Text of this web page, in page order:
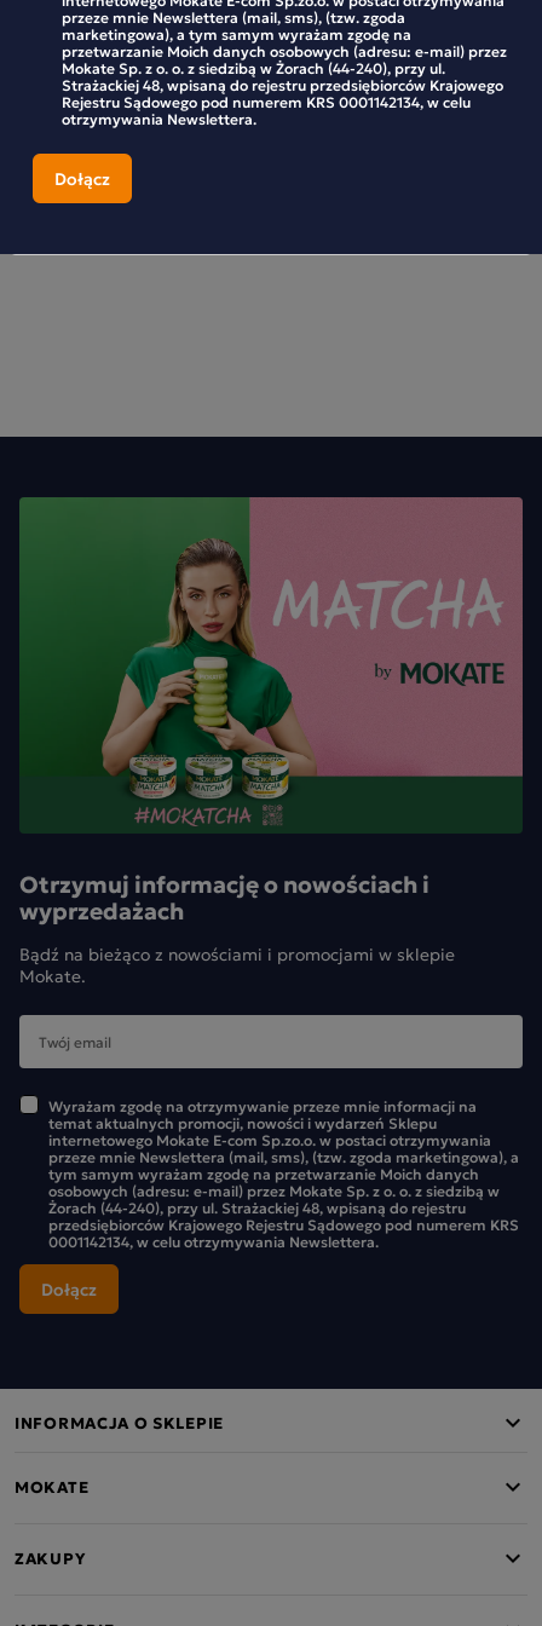
cappuccino, które wprowadzi do Twojej codzienności
odrobinę magii i nostalgii.
Zalety picia cappuccino:
Energia: Dzięki zawartości kofeiny cappuccino może
dostarczyć Ci niezbędnego zastrzyku energii, który pomoże
Ci rozpocząć dzień lub podtrzymać aktywność w trakcie
dnia.
Cappuccino Mokate o smaku czekolady z
pomarańczą 40 g
3,49 zł
-
Otrzymuj informację o nowościach i
wyprzedażach
Bądź na bieżąco z nowościami i promocjami w sklepie
Mokate.
Wyrażam zgodę na otrzymywanie przeze mnie informacji na
temat aktualnych promocji, nowości i wydarzeń Sklepu
internetowego Mokate E-com Sp.zo.o. w postaci otrzymywania
przeze mnie Newslettera (mail, sms), (tzw. zgoda marketingowa), a
tym samym wyrażam zgodę na przetwarzanie Moich danych
osobowych (adresu: e-mail) przez Mokate Sp. z o. o. z siedzibą w
Żorach (44-240), przy ul. Strażackiej 48, wpisaną do rejestru
przedsiębiorców Krajowego Rejestru Sądowego pod numerem KRS
0001142134, w celu otrzymywania Newslettera.
INFORMACJA O SKLEPIE
MOKATE
ZAKUPY
przeze mnie Newslettera (mail, sms), (tzw. zgoda
marketingowa), a tym samym wyrażam zgodę na
przetwarzanie Moich danych osobowych (adresu: e-mail) przez
Mokate Sp. z o. o. z siedzibą w Żorach (44-240), przy ul.
Strażackiej 48, wpisaną do rejestru przedsiębiorców Krajowego
Rejestru Sądowego pod numerem KRS 0001142134, w celu
otrzymywania Newslettera.